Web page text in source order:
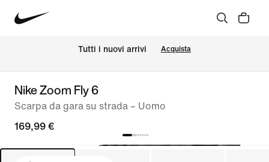
Tutti i nuovi arrivi Acquista
Nike Zoom Fly 6
Scarpa da gara su strada – Uomo
169,99 €